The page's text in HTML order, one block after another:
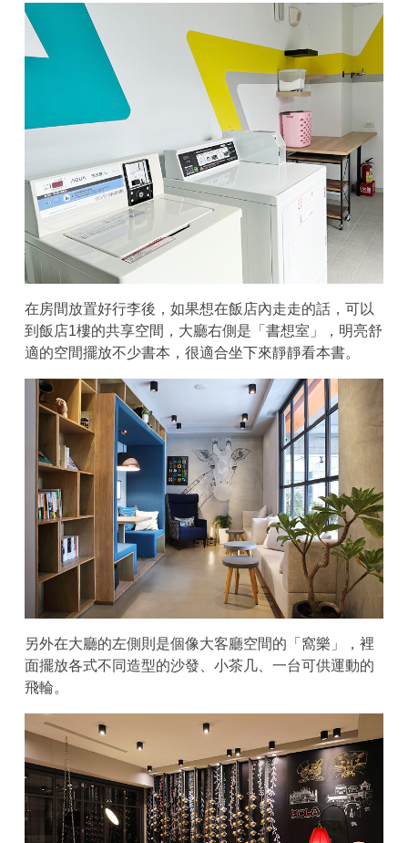
在房間放置好行李後，如果想在飯店內走走的話，可以
到飯店1樓的共享空間，大廳右側是「書想室」，明亮舒
適的空間擺放不少書本，很適合坐下來靜靜看本書。
另外在大廳的左側則是個像大客廳空間的「窩樂」，裡
面擺放各式不同造型的沙發、小茶几、一台可供運動的
飛輪。